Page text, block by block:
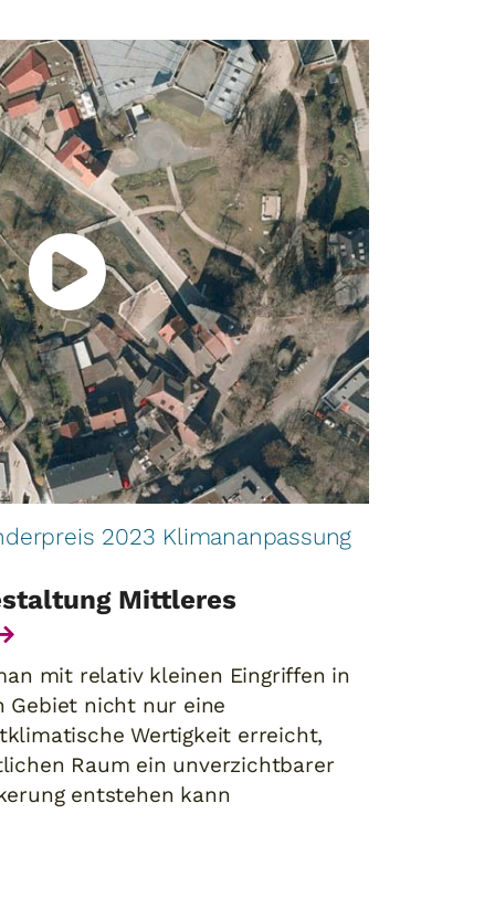
2023 Klimananpassung
Mittleres
mit relativ kleinen Eingriffen in
Gebiet nicht nur eine
Wertigkeit erreicht,
Raum ein unverzichtbarer
entstehen kann